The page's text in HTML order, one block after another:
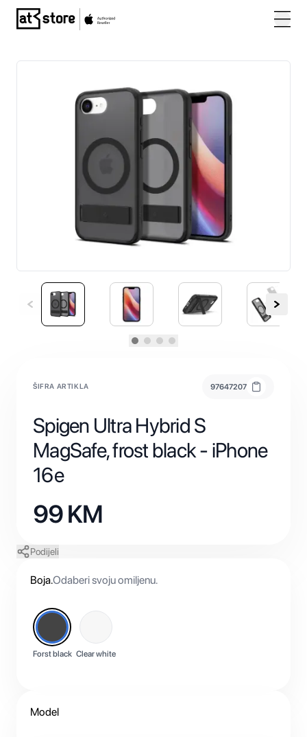
Posjetite početnu stranicu AT Store
ŠIFRA ARTIKLA 97647207
Spigen Ultra Hybrid S
MagSafe, frost black - iPhone
16e
99KM
Podijeli
Boja.Odaberi svoju omiljenu.
Forst black Clear white
Model